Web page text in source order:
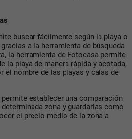
buscar fácilmente según la playa o
a la herramienta de búsqueda
la herramienta de Fotocasa permite
la playa de manera rápida y acotada,
el nombre de las playas y calas de
establecer una comparación
zona y guardarlas como
el precio medio de la zona a